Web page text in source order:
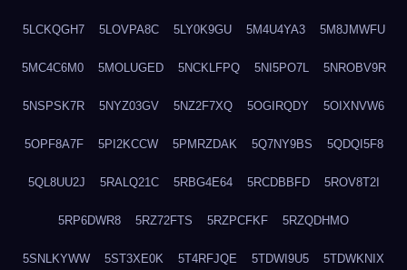
5LCKQGH7 5LOVPA8C 5LY0K9GU 5M4U4YA3 5M8JMWFU
5MC4C6M0 5MOLUGED 5NCKLFPQ 5NI5PO7L 5NROBV9R
5NSPSK7R 5NYZ03GV 5NZ2F7XQ 5OGIRQDY 5OIXNVW6
5OPF8A7F 5PI2KCCW 5PMRZDAK 5Q7NY9BS 5QDQI5F8
5QL8UU2J 5RALQ21C 5RBG4E64 5RCDBBFD 5ROV8T2I
5RP6DWR8 5RZ72FTS 5RZPCFKF 5RZQDHMO
5SNLKYWW 5ST3XE0K 5T4RFJQE 5TDWI9U5 5TDWKNIX